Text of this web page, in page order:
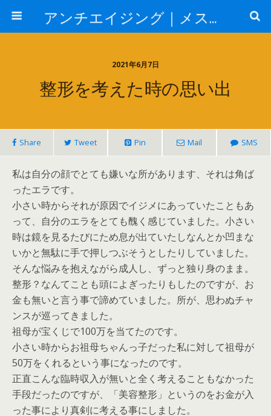
アンチエイジング｜メスを使わない若返り
2021年6月7日
整形を考えた時の思い出
Share Tweet Pin Mail SMS
私は自分の顔でとても嫌いな所があります、それは角ば
ったエラです。
小さい時からそれが原因でイジメにあっていたこともあ
って、自分のエラをとても醜く感じていました。小さい
時は鏡を見るたびにため息が出ていたしなんとか凹まな
いかと無駄に手で押しつぶそうとしたりしていました。
そんな悩みを抱えながら成人し、ずっと独り身のまま。
整形？なんてことも頭によぎったりもしたのですが、お
金も無いと言う事で諦めていました。所が、思わぬチャ
ンスが巡ってきました。
祖母が宝くじで100万を当てたのです。
小さい時からお祖母ちゃんっ子だった私に対して祖母が
50万をくれるという事になったのです。
正直こんな臨時収入が無いと全く考えることもなかった
手段だったのですが、「美容整形」というのをお金が入
った事により真剣に考える事にしました。